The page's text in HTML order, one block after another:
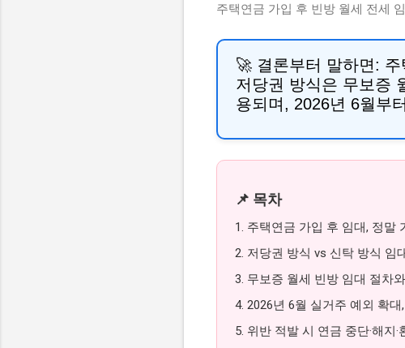
주택연금 가입 후 빈방 월세 전세
🚀 결론부터 말하면: 주
저당권 방식은 무보증
용되며, 2026년 6월부
📌 목차
1. 주택연금 가입 후 임대, 정말
2. 저당권 방식 vs 신탁 방식 임
3. 무보증 월세 빈방 임대 절차
4. 2026년 6월 실거주 예외 확
5. 위반 적발 시 연금 중단·해지·